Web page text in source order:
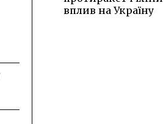
вплив на Україну